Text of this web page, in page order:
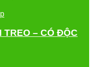
TREO – CÓ ĐỘC